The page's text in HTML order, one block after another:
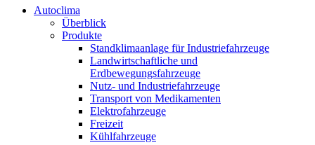
Autoclima
Überblick
Produkte
Standklimaanlage für Industriefahrzeuge
Landwirtschaftliche und
Erdbewegungsfahrzeuge
Nutz- und Industriefahrzeuge
Transport von Medikamenten
Elektrofahrzeuge
Freizeit
Kühlfahrzeuge